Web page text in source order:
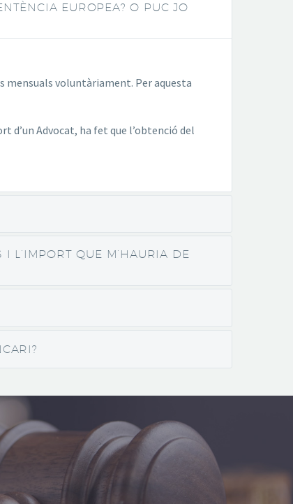
EUROPEA? O PUC JO
mensuals voluntàriament. Per aquesta
d’un Advocat, ha fet que l’obtenció del
L’IMPORT QUE M’HAURIA DE